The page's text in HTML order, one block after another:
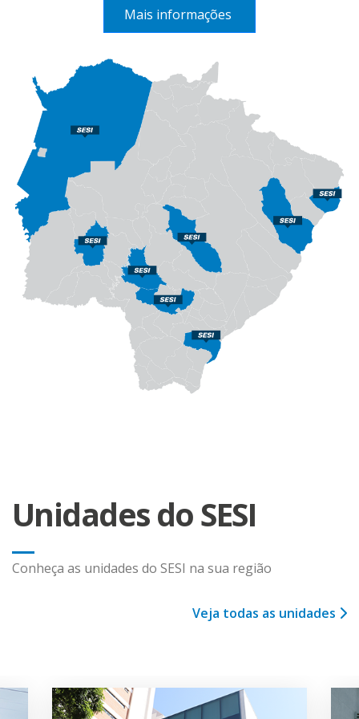
Mais informações
Unidades do SESI
Conheça as unidades do SESI na sua região
Veja todas as unidades